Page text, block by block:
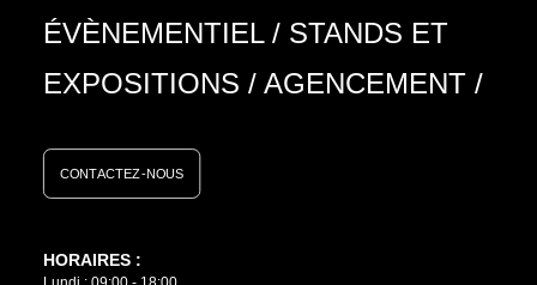
ÉVÈNEMENTIEL/ STANDS ET
EXPOSITIONS / AGENCEMENT /
CONTACTEZ-NOUS
HORAIRES :